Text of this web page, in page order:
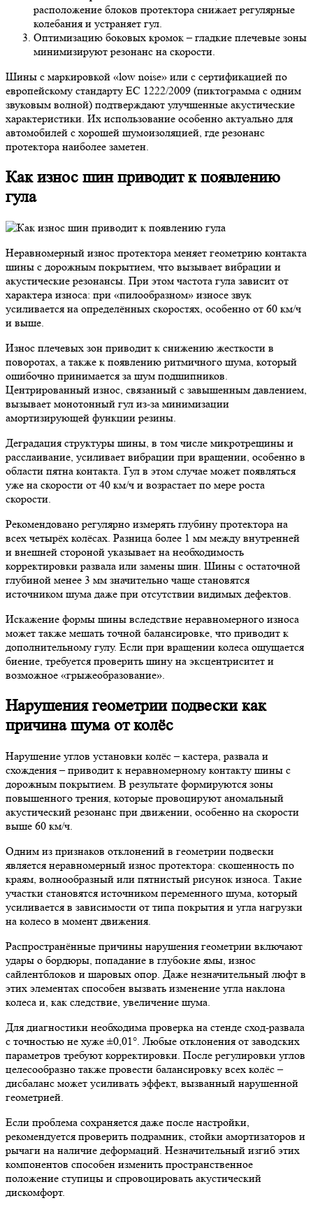
расположение блоков протектора снижает регулярные
колебания и устраняет гул.
Оптимизацию боковых кромок – гладкие плечевые зоны
минимизируют резонанс на скорости.
Шины с маркировкой «low noise» или с сертификацией по
европейскому стандарту EC 1222/2009 (пиктограмма с одним
звуковым волной) подтверждают улучшенные акустические
характеристики. Их использование особенно актуально для
автомобилей с хорошей шумоизоляцией, где резонанс
протектора наиболее заметен.
Как износ шин приводит к появлению
гула
Неравномерный износ протектора меняет геометрию контакта
шины с дорожным покрытием, что вызывает вибрации и
акустические резонансы. При этом частота гула зависит от
характера износа: при «пилообразном» износе звук
усиливается на определённых скоростях, особенно от 60 км/ч
и выше.
Износ плечевых зон приводит к снижению жесткости в
поворотах, а также к появлению ритмичного шума, который
ошибочно принимается за шум подшипников.
Центрированный износ, связанный с завышенным давлением,
вызывает монотонный гул из-за минимизации
амортизирующей функции резины.
Деградация структуры шины, в том числе микротрещины и
расслаивание, усиливает вибрации при вращении, особенно в
области пятна контакта. Гул в этом случае может появляться
уже на скорости от 40 км/ч и возрастает по мере роста
скорости.
Рекомендовано регулярно измерять глубину протектора на
всех четырёх колёсах. Разница более 1 мм между внутренней
и внешней стороной указывает на необходимость
корректировки развала или замены шин. Шины с остаточной
глубиной менее 3 мм значительно чаще становятся
источником шума даже при отсутствии видимых дефектов.
Искажение формы шины вследствие неравномерного износа
может также мешать точной балансировке, что приводит к
дополнительному гулу. Если при вращении колеса ощущается
биение, требуется проверить шину на эксцентриситет и
возможное «грыжеобразование».
Нарушения геометрии подвески как
причина шума от колёс
Нарушение углов установки колёс – кастера, развала и
схождения – приводит к неравномерному контакту шины с
дорожным покрытием. В результате формируются зоны
повышенного трения, которые провоцируют аномальный
акустический резонанс при движении, особенно на скорости
выше 60 км/ч.
Одним из признаков отклонений в геометрии подвески
является неравномерный износ протектора: скошенность по
краям, волнообразный или пятнистый рисунок износа. Такие
участки становятся источником переменного шума, который
усиливается в зависимости от типа покрытия и угла нагрузки
на колесо в момент движения.
Распространённые причины нарушения геометрии включают
удары о бордюры, попадание в глубокие ямы, износ
сайлентблоков и шаровых опор. Даже незначительный люфт в
этих элементах способен вызвать изменение угла наклона
колеса и, как следствие, увеличение шума.
Для диагностики необходима проверка на стенде сход-развала
с точностью не хуже ±0,01°. Любые отклонения от заводских
параметров требуют корректировки. После регулировки углов
целесообразно также провести балансировку всех колёс –
дисбаланс может усиливать эффект, вызванный нарушенной
геометрией.
Если проблема сохраняется даже после настройки,
рекомендуется проверить подрамник, стойки амортизаторов и
рычаги на наличие деформаций. Незначительный изгиб этих
компонентов способен изменить пространственное
положение ступицы и спровоцировать акустический
дискомфорт.